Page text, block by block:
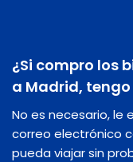
¿Si compro los
a Madrid,
No es necesario, le
correo electrónico
pueda viajar sin